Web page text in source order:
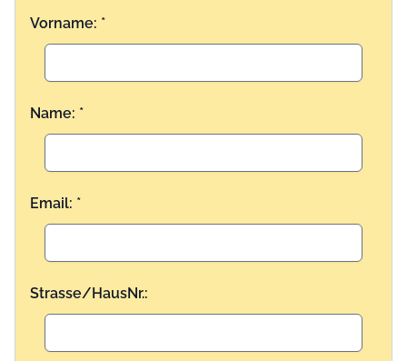
Vorname: *
Name: *
Email: *
Strasse/HausNr.: